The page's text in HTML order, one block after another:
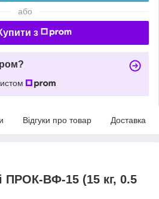
або
з
Відгуки про товар Доставка
ПРОК-ВФ-15 (15 кг, 0.5